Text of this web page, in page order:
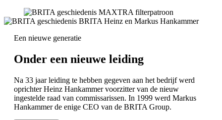
Een nieuwe generatie
Onder een nieuwe leiding
Na 33 jaar leiding te hebben gegeven aan het bedrijf werd
oprichter Heinz Hankammer voorzitter van de nieuw
ingestelde raad van commissarissen. In 1999 werd Markus
Hankammer de enige CEO van de BRITA Group.